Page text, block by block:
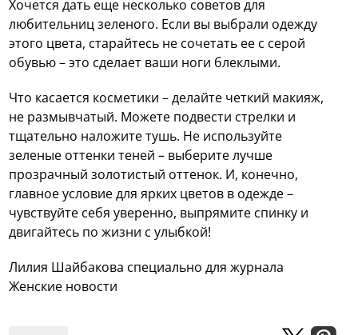
Хочется дать еще несколько советов для
любительниц зеленого. Если вы выбрали одежду
этого цвета, старайтесь не сочетать ее с серой
обувью – это сделает ваши ноги блеклыми.
Что касается косметики – делайте четкий макияж,
не размывчатый. Можете подвести стрелки и
тщательно наложите тушь. Не используйте
зеленые оттенки теней – выберите лучше
прозрачный золотистый оттенок. И, конечно,
главное условие для ярких цветов в одежде –
чувствуйте себя уверенно, выпрямите спинку и
двигайтесь по жизни с улыбкой!
Лилия Шайбакова специально для журнала
Женские новости